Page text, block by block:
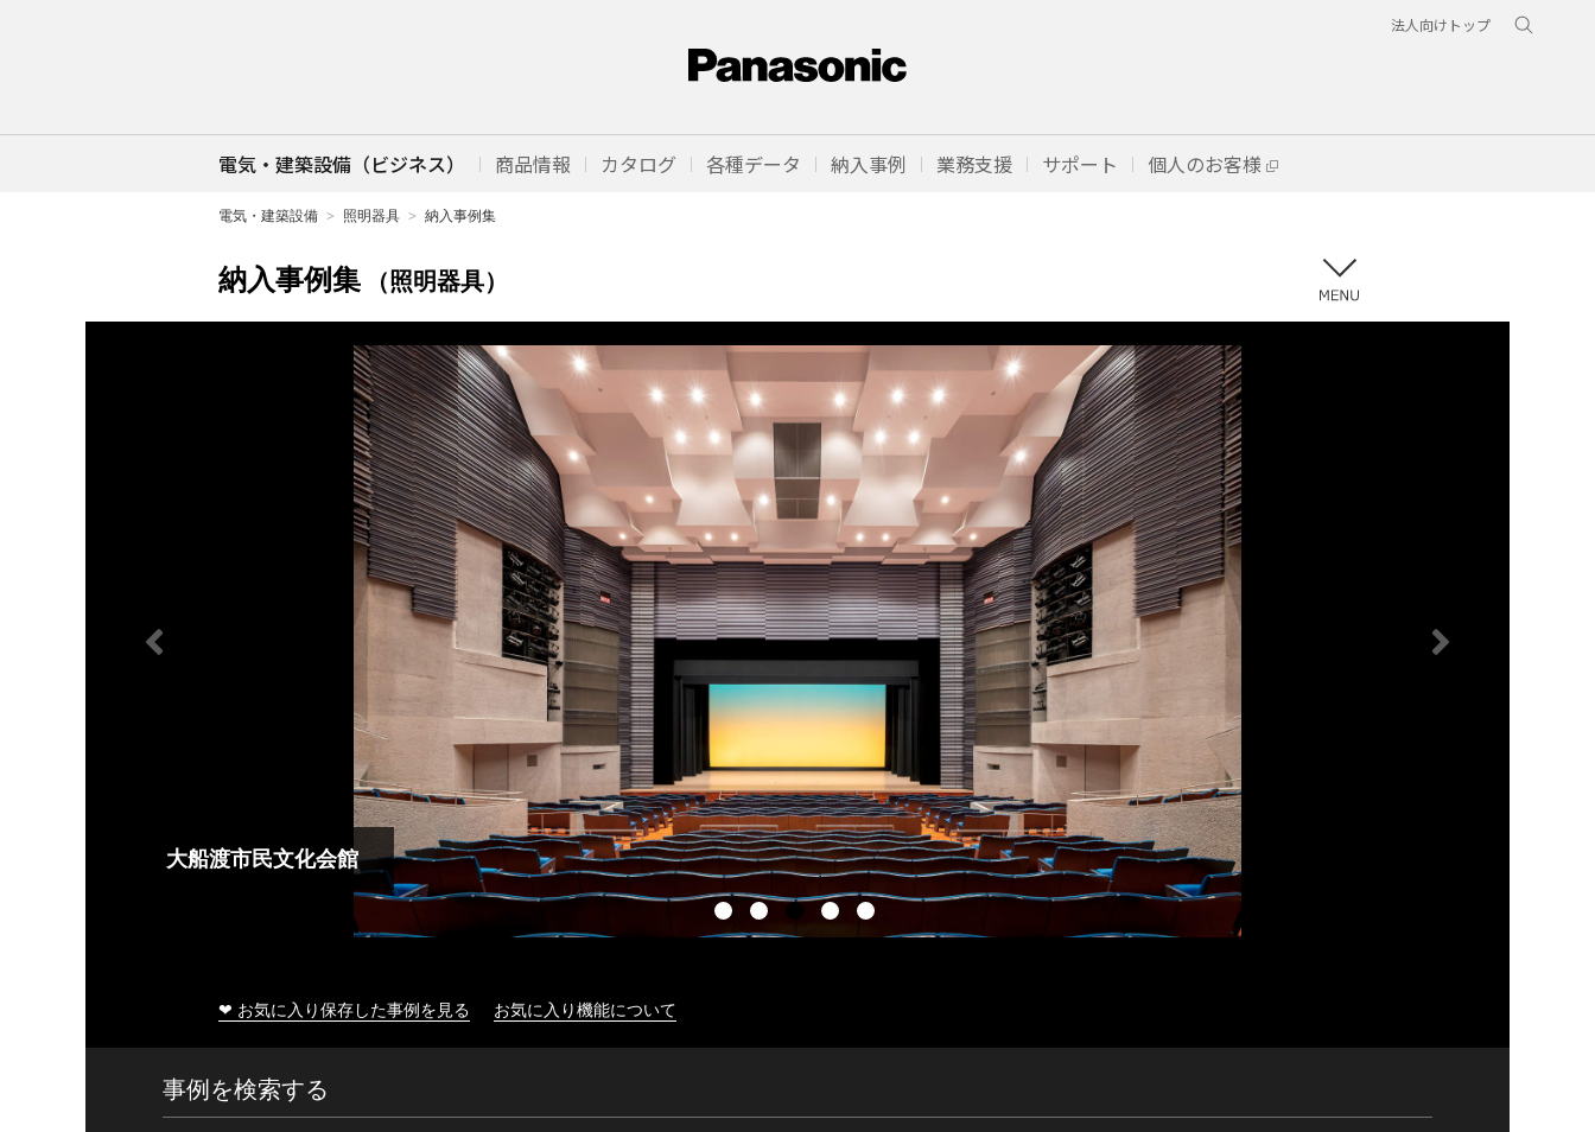
法人向けトップ
電気・建築設備（ビジネス） 商品情報 カタログ 各種データ 納入事例 業務支援 サポート 個人のお客様
電気・建築設備 照明器具 納入事例集
納入事例集 （照明器具）
大船渡市民文化会館
❤ お気に入り保存した事例を見る お気に入り機能について
事例を検索する